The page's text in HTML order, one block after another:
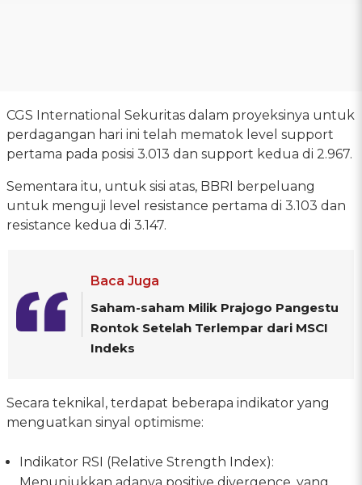
CGS International Sekuritas dalam proyeksinya untuk
perdagangan hari ini telah mematok level support
pertama pada posisi 3.013 dan support kedua di 2.967.
Sementara itu, untuk sisi atas, BBRI berpeluang
untuk menguji level resistance pertama di 3.103 dan
resistance kedua di 3.147.
Baca Juga
Saham-saham Milik Prajogo Pangestu
Rontok Setelah Terlempar dari MSCI
Indeks
Secara teknikal, terdapat beberapa indikator yang
menguatkan sinyal optimisme:
Indikator RSI (Relative Strength Index):